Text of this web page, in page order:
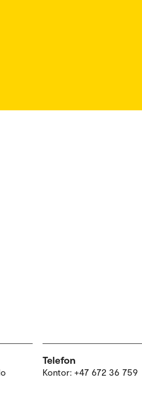
Telefon
Kontor: +47 672 36 759